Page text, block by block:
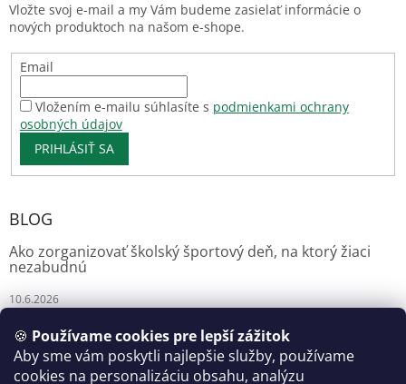
🍪 Používame cookies pre lepší zážitok
Aby sme vám poskytli najlepšie služby, používame
cookies na personalizáciu obsahu, analýzu
Vložte svoj e-mail a my Vám budeme zasielať informácie o
nových produktoch na našom e-shope.
Email
Vložením e-mailu súhlasíte s podmienkami ochrany
osobných údajov
PRIHLÁSIŤ SA
BLOG
Ako zorganizovať školský športový deň, na ktorý žiaci
nezabudnú
10.6.2026
Florianshop